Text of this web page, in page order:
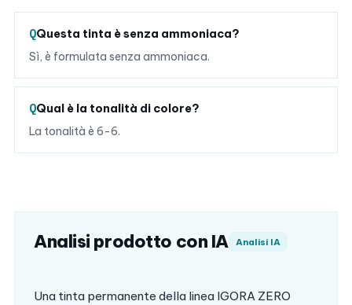
Questa tinta è senza ammoniaca?
Sì, è formulata senza ammoniaca.
Qual è la tonalità di colore?
La tonalità è 6-6.
Analisi prodotto con IA Analisi IA
Una tinta permanente della linea IGORA ZERO